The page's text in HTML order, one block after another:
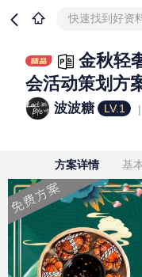
快速找到好资
金秋轻
会活动策划方
波波糖 LV.1
方案详情 基